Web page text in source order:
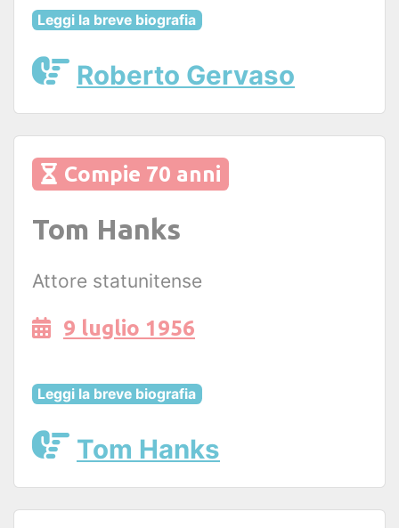
Leggi la breve biografia
Roberto Gervaso
Compie 70 anni
Tom Hanks
Attore statunitense
9 luglio 1956
Leggi la breve biografia
Tom Hanks